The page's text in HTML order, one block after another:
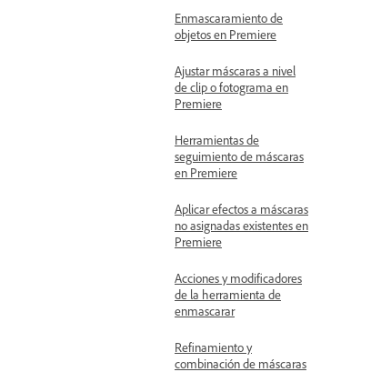
Enmascaramiento de
objetos en Premiere
Ajustar máscaras a nivel
de clip o fotograma en
Premiere
Herramientas de
seguimiento de máscaras
en Premiere
Aplicar efectos a máscaras
no asignadas existentes en
Premiere
Acciones y modificadores
de la herramienta de
enmascarar
Refinamiento y
combinación de máscaras